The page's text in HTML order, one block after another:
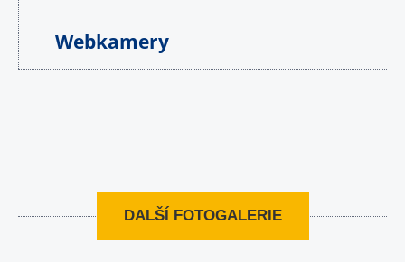
Webkamery
DALŠÍ FOTOGALERIE